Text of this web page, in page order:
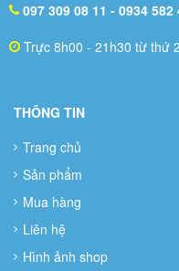
097 309 08 11 - 0934 582
Trực 8h00 - 21h30 từ thứ
THÔNG TIN
Trang chủ
Sản phẩm
Mua hàng
Liên hệ
Hình ảnh shop